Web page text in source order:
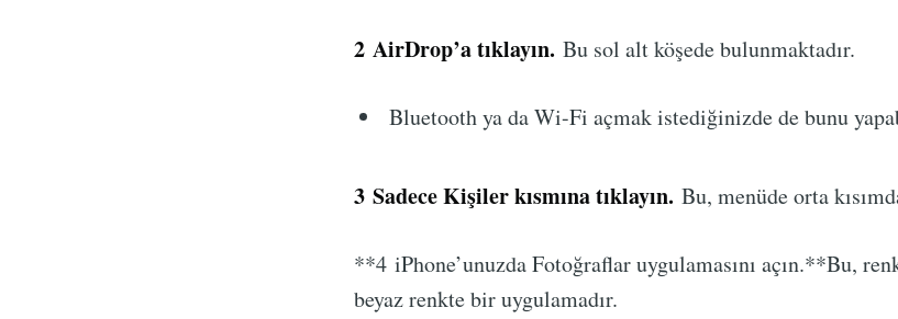
2 AirDrop’a tıklayın. Bu sol alt köşede bulunmaktadır.
Bluetooth ya da Wi-Fi açmak istediğinizde de bunu
3 Sadece Kişiler kısmına tıklayın. Bu, menüde orta
**4 iPhone’unuzda Fotoğraflar uygulamasını açın.**Bu,
beyaz renkte bir uygulamadır.